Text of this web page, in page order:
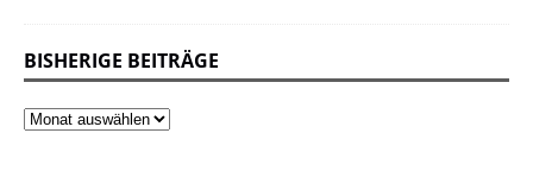
BISHERIGE BEITRÄGE